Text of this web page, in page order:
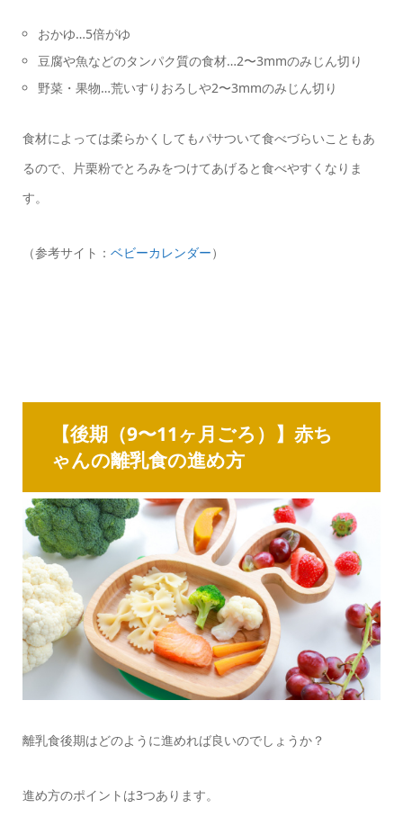
おかゆ…5倍がゆ
豆腐や魚などのタンパク質の食材…2〜3mmのみじん切り
野菜・果物…荒いすりおろしや2〜3mmのみじん切り
食材によっては柔らかくしてもパサついて食べづらいこともあ
るので、片栗粉でとろみをつけてあげると食べやすくなりま
す。
（参考サイト： ベビーカレンダー）
【後期（9〜11ヶ月ごろ）】赤ち
ゃんの離乳食の進め方
離乳食後期はどのように進めれば良いのでしょうか？
進め方のポイントは3つあります。